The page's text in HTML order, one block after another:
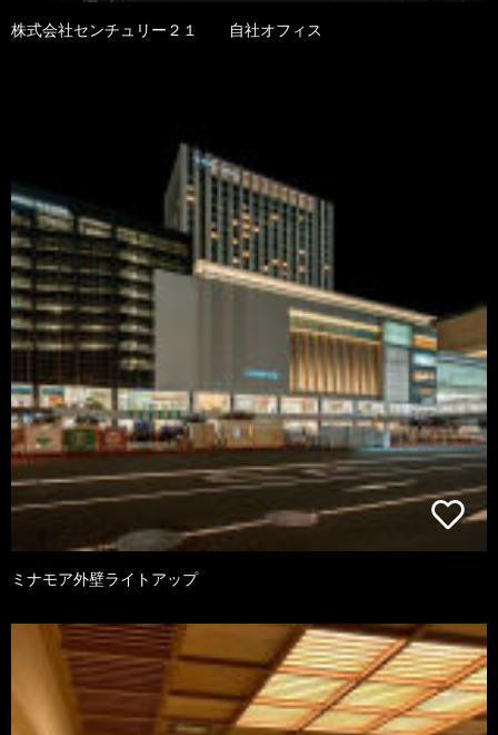
株式会社センチュリー２１ 自社オフィス
ミナモア外壁ライトアップ